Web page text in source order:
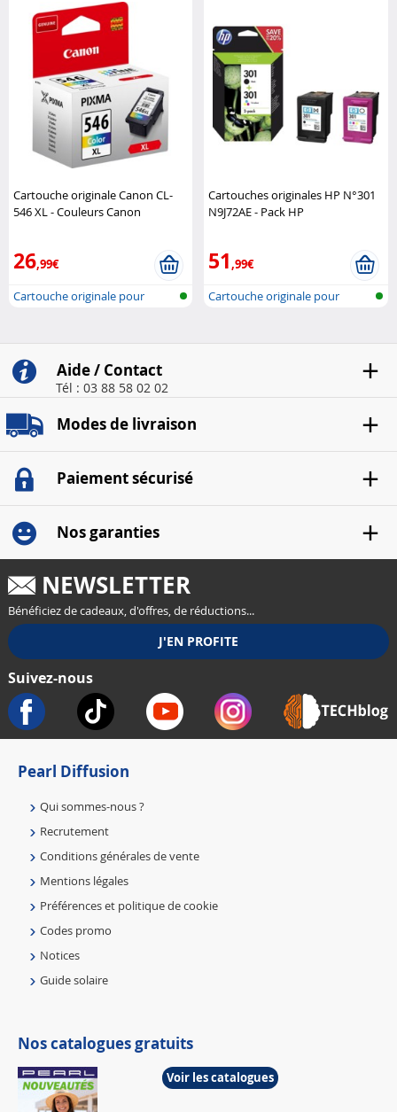
Cartouche originale Canon CL-
546 XL - Couleurs Canon
26,99€
Cartouche originale pour
Cartouches originales HP N°301
N9J72AE - Pack HP
51,99€
Cartouche originale pour
Aide / Contact
Tél : 03 88 58 02 02
Modes de livraison
Paiement sécurisé
Nos garanties
NEWSLETTER
Bénéficiez de cadeaux, d'offres, de réductions...
Suivez-nous
Pearl Diffusion
Qui sommes-nous ?
Recrutement
Conditions générales de vente
Mentions légales
Préférences et politique de cookie
Codes promo
Notices
Guide solaire
Nos catalogues gratuits
Voir les catalogues